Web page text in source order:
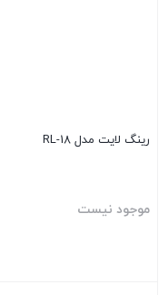
رینگ لایت مدل RL-18
موجود نیست